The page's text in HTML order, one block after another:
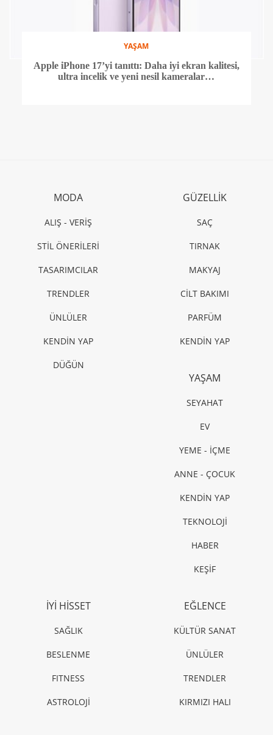
YAŞAM
Apple iPhone 17’yi tanıttı: Daha iyi ekran kalitesi,
ultra incelik ve yeni nesil kameralar…
MODA
ALIŞ - VERİŞ
STİL ÖNERİLERİ
TASARIMCILAR
TRENDLER
ÜNLÜLER
KENDİN YAP
DÜĞÜN
GÜZELLİK
SAÇ
TIRNAK
MAKYAJ
CİLT BAKIMI
PARFÜM
KENDİN YAP
YAŞAM
SEYAHAT
EV
YEME - İÇME
ANNE - ÇOCUK
KENDİN YAP
TEKNOLOJİ
HABER
KEŞİF
İYİ HİSSET
SAĞLIK
BESLENME
FITNESS
ASTROLOJİ
EĞLENCE
KÜLTÜR SANAT
ÜNLÜLER
TRENDLER
KIRMIZI HALI